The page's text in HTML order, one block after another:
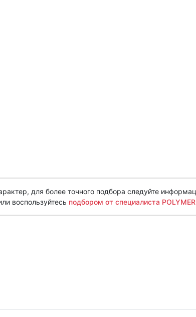
для более точного подбора следуйте
воспользуйтесь подбором от специалиста